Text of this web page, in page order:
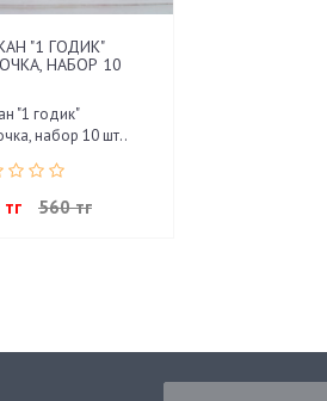
"1 ГОДИК"
НАБОР 10
"1 годик"
набор 10 шт..
560 тг